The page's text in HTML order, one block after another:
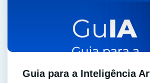
Guia para a Inteligência